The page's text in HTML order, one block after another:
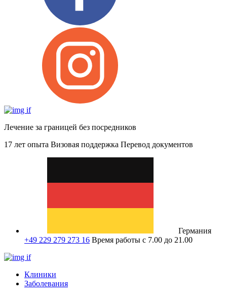
Лечение за границей без посредников
17 лет опыта Визовая поддержка Перевод документов
Германия
+49 229 279 273 16 Время работы с 7.00 до 21.00
Клиники
Заболевания